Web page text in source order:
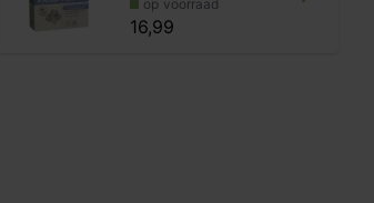
op voorraad
16,99